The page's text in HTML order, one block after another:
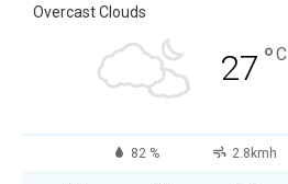
Overcast Clouds
27 °C
82 % 2.8kmh